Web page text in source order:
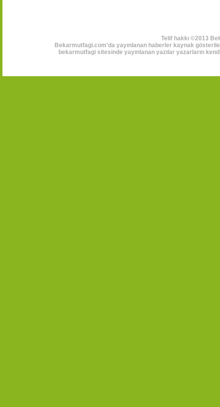
Telif hakkı ©2013
Bekarmutfagi.com'da yayınlanan haberler kaynak
bekarmutfagi sitesinde yayınlanan yazılar yazarların